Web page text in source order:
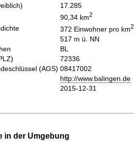
17.285
90,34 km2
372 Einwohner pro km2
517 m ü. NN
BL
72336
(AGS) 08417002
http://www.balingen.de
2015-12-31
in der Umgebung